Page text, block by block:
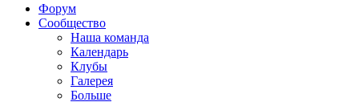
Форум
Сообщество
Наша команда
Календарь
Клубы
Галерея
Больше